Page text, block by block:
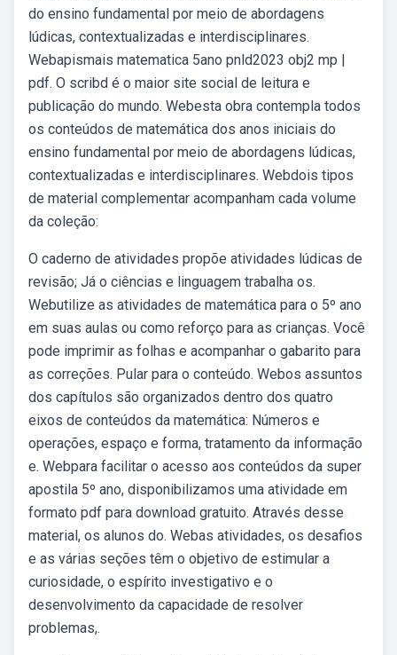
do ensino fundamental por meio de abordagens
lúdicas, contextualizadas e interdisciplinares.
Webapismais matematica 5ano pnld2023 obj2 mp |
pdf. O scribd é o maior site social de leitura e
publicação do mundo. Webesta obra contempla todos
os conteúdos de matemática dos anos iniciais do
ensino fundamental por meio de abordagens lúdicas,
contextualizadas e interdisciplinares. Webdois tipos
de material complementar acompanham cada volume
da coleção:
O caderno de atividades propõe atividades lúdicas de
revisão; Já o ciências e linguagem trabalha os.
Webutilize as atividades de matemática para o 5º ano
em suas aulas ou como reforço para as crianças. Você
pode imprimir as folhas e acompanhar o gabarito para
as correções. Pular para o conteúdo. Webos assuntos
dos capítulos são organizados dentro dos quatro
eixos de conteúdos da matemática: Números e
operações, espaço e forma, tratamento da informação
e. Webpara facilitar o acesso aos conteúdos da super
apostila 5º ano, disponibilizamos uma atividade em
formato pdf para download gratuito. Através desse
material, os alunos do. Webas atividades, os desafios
e as várias seções têm o objetivo de estimular a
curiosidade, o espírito investigativo e o
desenvolvimento da capacidade de resolver
problemas,.